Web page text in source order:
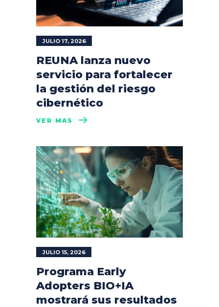
JULIO 17, 2026
REUNA lanza nuevo
servicio para fortalecer
la gestión del riesgo
cibernético
VER MÁS
JULIO 15, 2026
Programa Early
Adopters BIO+IA
mostrará sus resultados